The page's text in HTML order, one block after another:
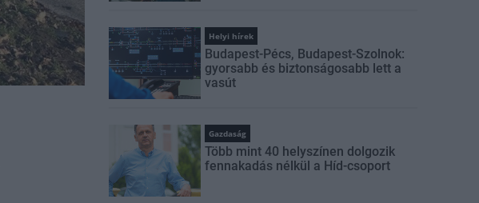
Helyi hírek
Budapest-Pécs, Budapest-Szolnok:
gyorsabb és biztonságosabb lett a
vasút
Gazdaság
Több mint 40 helyszínen dolgozik
fennakadás nélkül a Híd-csoport